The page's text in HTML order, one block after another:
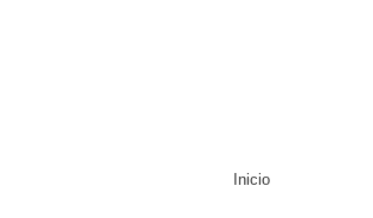
Inicio